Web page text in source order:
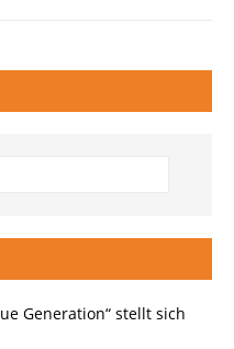
Generation“ stellt sich